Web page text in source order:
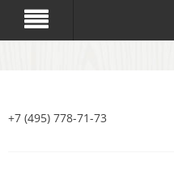
+7 (495) 778-71-73